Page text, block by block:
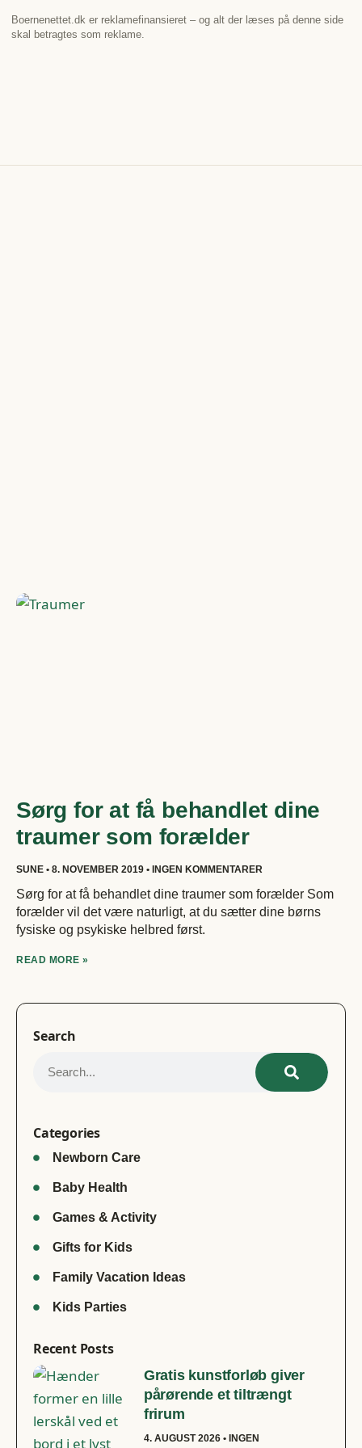
Boernenettet.dk er reklamefinansieret – og alt der læses på denne side
skal betragtes som reklame.
Sørg for at få behandlet dine
traumer som forælder
SUNE 8. NOVEMBER 2019 INGEN KOMMENTARER
Sørg for at få behandlet dine traumer som forælder Som
forælder vil det være naturligt, at du sætter dine børns
fysiske og psykiske helbred først.
READ MORE »
Search
Categories
Newborn Care
Baby Health
Games & Activity
Gifts for Kids
Family Vacation Ideas
Kids Parties
Recent Posts
Gratis kunstforløb giver
pårørende et tiltrængt
frirum
4. AUGUST 2026 INGEN